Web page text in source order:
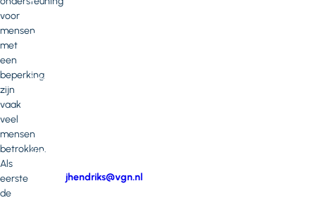
voor
mensen
met
een
beperking
zijn
vaak
veel
mensen
betrokken.
Als
eerste
de
vragen
of
Neem
Jessica
Hendriks
jhendriks@vgn.nl